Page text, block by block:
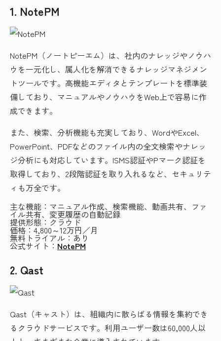
1. NotePM
NotePM（ノートピーエム）は、社内のナレッジやノウハ
ウを一元化し、属人化を解消できるナレッジマネジメン
トツールです。高機能エディタとテンプレートを標準装
備しており、マニュアルやノウハウをWeb上で容易に作
成できます。
また、検索、分析機能も充実しており、WordやExcel、
PowerPoint、PDFなどのファイル内の全文検索やナレッ
ジ分析にも対応しています。ISMS認証やPマーク認証を
取得しており、2段階認証を取り入れるなど、セキュリテ
ィも万全です。
主な機能：マニュアル作成、検索機能、動画共有、ファ
イル共有、変更履歴の自動記録
提供形態：クラウド
価格：4,800～12万円／月
無料トライアル：あり
公式サイト： NotePM
2. Qast
Qast（キャスト）は、組織内に散らばる情報を集約でき
るクラウドサービスです。利用ユーザー数は60,000人以